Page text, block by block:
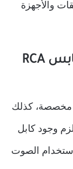
والأجهزة
4. صوت رقمي محوري (قابس RCA
مخصصة، كذلك
وجود كابل
الصوت